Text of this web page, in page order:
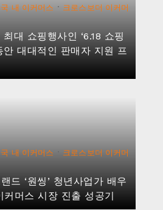
내 이커머스 · 크로스보더 이커머
대 쇼핑행사인 ‘6.18 쇼핑
안 대대적인 판매자 지원 프
내 이커머스 · 크로스보더 이커머
드 ‘원씽’ 청년사업가 배우
머스 시장 진출 성공기